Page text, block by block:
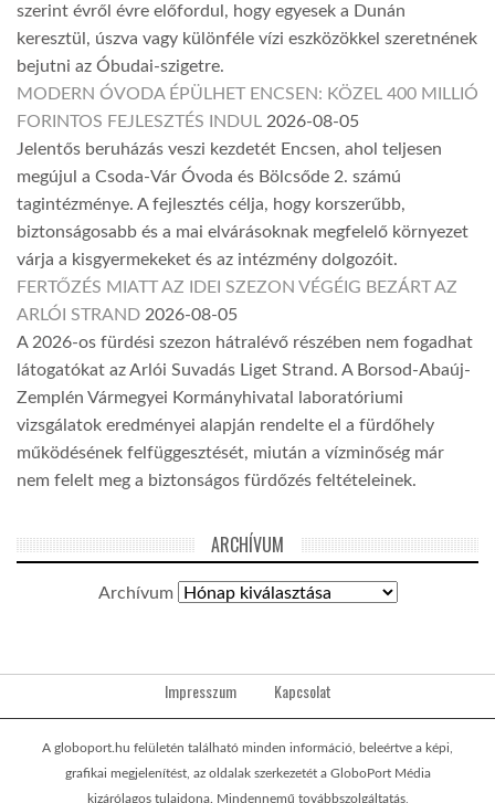
szerint évről évre előfordul, hogy egyesek a Dunán
keresztül, úszva vagy különféle vízi eszközökkel szeretnének
bejutni az Óbudai-szigetre.
MODERN ÓVODA ÉPÜLHET ENCSEN: KÖZEL 400 MILLIÓ
FORINTOS FEJLESZTÉS INDUL 2026-08-05
Jelentős beruházás veszi kezdetét Encsen, ahol teljesen
megújul a Csoda-Vár Óvoda és Bölcsőde 2. számú
tagintézménye. A fejlesztés célja, hogy korszerűbb,
biztonságosabb és a mai elvárásoknak megfelelő környezet
várja a kisgyermekeket és az intézmény dolgozóit.
FERTŐZÉS MIATT AZ IDEI SZEZON VÉGÉIG BEZÁRT AZ
ARLÓI STRAND 2026-08-05
A 2026-os fürdési szezon hátralévő részében nem fogadhat
látogatókat az Arlói Suvadás Liget Strand. A Borsod-Abaúj-
Zemplén Vármegyei Kormányhivatal laboratóriumi
vizsgálatok eredményei alapján rendelte el a fürdőhely
működésének felfüggesztését, miután a vízminőség már
nem felelt meg a biztonságos fürdőzés feltételeinek.
ARCHÍVUM
Archívum
Impresszum Kapcsolat
A globoport.hu felületén található minden információ, beleértve a képi,
grafikai megjelenítést, az oldalak szerkezetét a GloboPort Média
kizárólagos tulajdona. Mindennemű továbbszolgáltatás,